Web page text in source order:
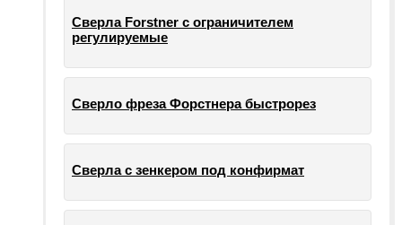
Сверла Forstner с ограничителем
регулируемые
Сверло фреза Форстнера быстрорез
Сверла с зенкером под конфирмат